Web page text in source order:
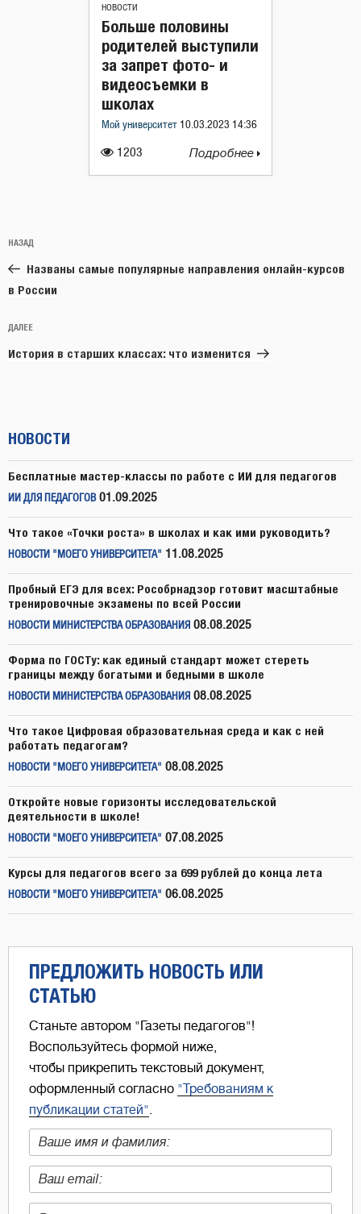
НОВОСТИ
1203
Больше половины
родителей выступили
за запрет фото- и
видеосъемки в
школах
Мой университет 10.03.2023 14:36
Подробнее
по
записям
Предыдущая
запись:
НАЗАД
Названы самые популярные направления онлайн-курсов
в России
Следующая
запись
ДАЛЕЕ
История в старших классах: что изменится
НОВОСТИ
Бесплатные мастер-классы по работе с ИИ для педагогов
ИИ ДЛЯ ПЕДАГОГОВ 01.09.2025
Что такое «Точки роста» в школах и как ими руководить?
НОВОСТИ "МОЕГО УНИВЕРСИТЕТА" 11.08.2025
Пробный ЕГЭ для всех: Рособрнадзор готовит масштабные
тренировочные экзамены по всей России
НОВОСТИ МИНИСТЕРСТВА ОБРАЗОВАНИЯ 08.08.2025
Форма по ГОСТу: как единый стандарт может стереть
границы между богатыми и бедными в школе
НОВОСТИ МИНИСТЕРСТВА ОБРАЗОВАНИЯ 08.08.2025
Что такое Цифровая образовательная среда и как с ней
работать педагогам?
НОВОСТИ "МОЕГО УНИВЕРСИТЕТА" 08.08.2025
Откройте новые горизонты исследовательской
деятельности в школе!
НОВОСТИ "МОЕГО УНИВЕРСИТЕТА" 07.08.2025
Курсы для педагогов всего за 699 рублей до конца лета
НОВОСТИ "МОЕГО УНИВЕРСИТЕТА" 06.08.2025
ПРЕДЛОЖИТЬ НОВОСТЬ ИЛИ
СТАТЬЮ
Станьте автором "Газеты педагогов"!
Воспользуйтесь формой ниже,
чтобы прикрепить текстовый документ,
оформленный согласно "Требованиям к
публикации статей"